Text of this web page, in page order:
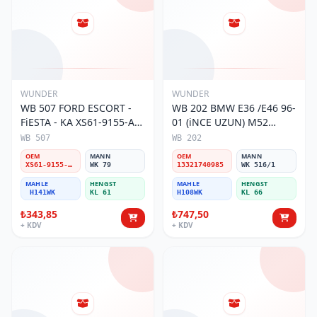
WUNDER
WB 507 FORD ESCORT -
FiESTA - KA XS61-9155-AA
Yakıt/Benzin Filtresi
WB 507
OEM
XS61-9155-AA
MANN
WK 79
MAHLE
H141WK
HENGST
KL 61
₺343,85
+ KDV
WUNDER
WB 202 BMW E36 /E46 96-
01 (iNCE UZUN) M52
13321740985 Yakıt/Benzin
Filtresi
WB 202
OEM
13321740985
MANN
WK 516/1
MAHLE
H108WK
HENGST
KL 66
₺747,50
+ KDV